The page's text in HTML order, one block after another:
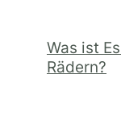
Was ist
Rädern?